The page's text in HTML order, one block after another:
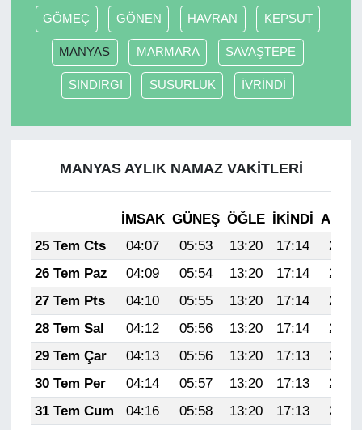
GÖMEÇ GÖNEN HAVRAN KEPSUT
MANYAS MARMARA SAVAŞTEPE
SINDIRGI SUSURLUK İVRİNDİ
MANYAS AYLIK NAMAZ VAKITLERI
İMSAK GÜNEŞ ÖĞLE İKINDI
25 Tem Cts
04:07 05:53 13:20 17:14
20:37
26 Tem Paz
04:09 05:54 13:20 17:14
20:36
27 Tem Pts
04:10 05:55 13:20 17:14
20:35
28 Tem Sal
04:12 05:56 13:20 17:14
20:34
29 Tem Çar
04:13 05:56 13:20 17:13
20:33
30 Tem Per
04:14 05:57 13:20 17:13
20:32
31 Tem Cum
04:16 05:58 13:20 17:13
20:31